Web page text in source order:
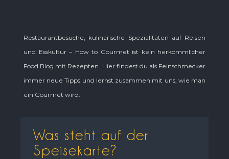
Restaurantbesuche, kulinarische Spezialitäten auf Reisen
und Esskultur – How to Gourmet ist kein herkömmlicher
Food Blog mit Rezepten. Hier findest du als Feinschmecker
immer neue Tipps und lernst zusammen mit uns, wie man
ein Gourmet wird.
Was steht auf der
Speisekarte?